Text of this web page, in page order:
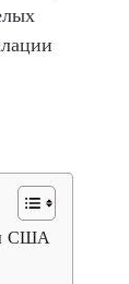
США